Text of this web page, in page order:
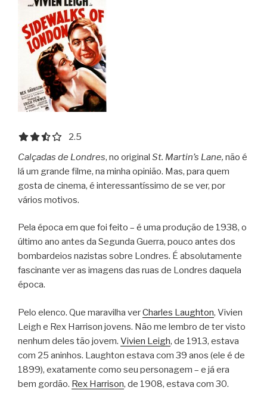
2.5 out of 5.0 stars
2.5
Calçadas de Londres, no original St. Martin’s Lane, não é
lá um grande filme, na minha opinião. Mas, para quem
gosta de cinema, é interessantíssimo de se ver, por
vários motivos.
Pela época em que foi feito – é uma produção de 1938, o
último ano antes da Segunda Guerra, pouco antes dos
bombardeios nazistas sobre Londres. É absolutamente
fascinante ver as imagens das ruas de Londres daquela
época.
Pelo elenco. Que maravilha verCharles Laughton, Vivien
Leigh e Rex Harrison jovens. Não me lembro de ter visto
nenhum deles tão jovem. Vivien Leigh, de 1913, estava
com 25 aninhos. Laughton estava com 39 anos (ele é de
1899), exatamente como seu personagem – e já era
bem gordão. Rex Harrison, de 1908, estava com 30.